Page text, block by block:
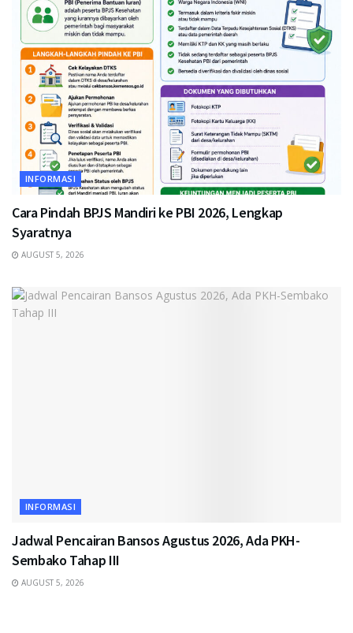
INFORMASI
Cara Pindah BPJS Mandiri ke PBI 2026, Lengkap
Syaratnya
AUGUST 5, 2026
INFORMASI
Jadwal Pencairan Bansos Agustus 2026, Ada PKH-
Sembako Tahap III
AUGUST 5, 2026